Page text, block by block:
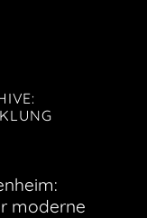
moderne